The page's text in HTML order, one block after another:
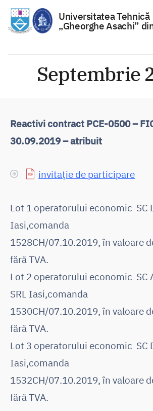
Universitatea Tehnică
„Gheorghe Asachi”
Septembrie
Reactivi contract PCE-0500 –
30.09.2019 – atribuit
invitație de participare
Lot 1 operatorului economic SC
Iasi,comanda
1528CH/07.10.2019, în valoare
fără TVA.
Lot 2 operatorului economic SC
SRL Iasi,comanda
1530CH/07.10.2019, în valoare
fără TVA.
Lot 3 operatorului economic SC
Iasi,comanda
1532CH/07.10.2019, în valoare
fără TVA.